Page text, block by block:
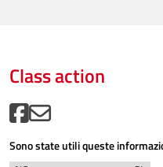
Class action
Sono state utili queste